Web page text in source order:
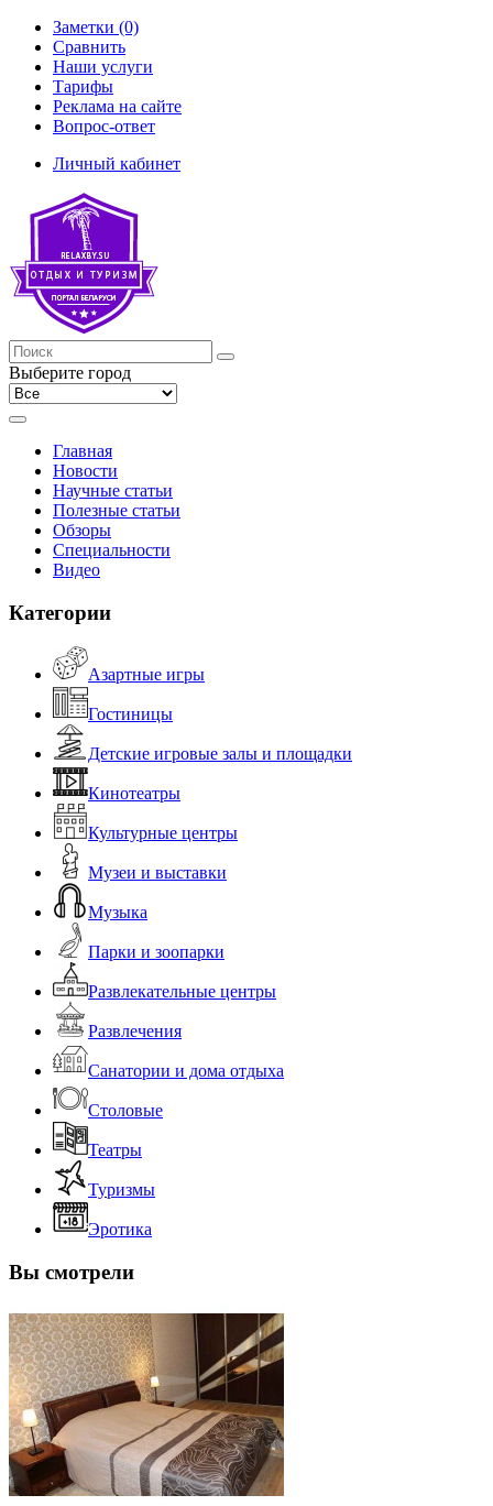
Заметки (0)
Сравнить
Наши услуги
Тарифы
Реклама на сайте
Вопрос-ответ
Личный кабинет
Выберите город
Главная
Новости
Научные статьи
Полезные статьи
Обзоры
Специальности
Видео
Категории
Азартные игры
Гостиницы
Детские игровые залы и площадки
Кинотеатры
Культурные центры
Музеи и выставки
Музыка
Парки и зоопарки
Развлекательные центры
Развлечения
Санатории и дома отдыха
Столовые
Театры
Туризмы
Эротика
Вы смотрели